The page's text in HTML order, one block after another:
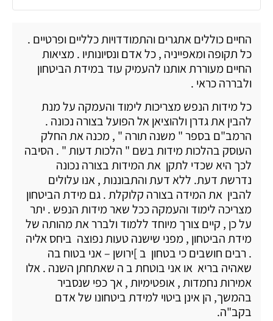
החיים כוללים אתגרים והתמודדויות כלליים ופרטיים .
כל תקופה ומאפייניה , כל אדם ונסיונותיו . מציאות
החיים מעוררת אותנו להעמיק עוד במידת הביטחון
ולבררה כראי .
כל מידות הנפש מצריכות לימוד והעמקה על מנת
להבין את גדרן ולהוציאן אל הפועל בצורה נכונה .
הרמב"ם בספר " משנה תורה " , מכנה את החלק
העוסק בהלכות מידות בשם " הלכות דעות " . הסיבה
לכך היא שכדי לתקן את המידות בצורה נכונה
נדרשת דעת. ללא דעת והתבוננות , אנו עלולים
להבין את המידה בצורה קלוקלת . גם מידת הביטחון
מצריכה לימוד והעמקה ככל שאר מידות הנפש . יתר
על כן , קיים צורך מיוחד ללמוד ולברר את מהותה של
מידת הביטחון , מפני שישנה טעות נפוצה ביחס אליה
. רבים חושבים כי בטחון ב ]ירושן – אני בטוח בה
שאהיה בריא או אני בוטחת ב ה שאתחתן השנה . אלו
אמירות נחמדות , אופטימיות , אך כפי שנסביר
בהמשך, הן אינן ביטוי למידת ביטחונו של אדם
בקב"ה.